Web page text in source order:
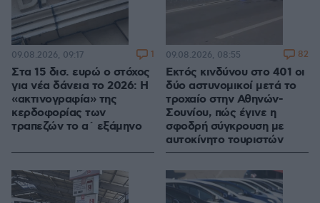
Στα 15 δισ. ευρώ ο στόχος
για νέα δάνεια το 2026: Η
«ακτινογραφία» της
κερδοφορίας των
τραπεζών το α΄ εξάμηνο
09.08.2026, 09:17 1
Εκτός κινδύνου στο 401 οι
δύο αστυνομικοί μετά το
τροχαίο στην Αθηνών-
Σουνίου, πώς έγινε η
σφοδρή σύγκρουση με
αυτοκίνητο τουριστών
09.08.2026, 08:55 82